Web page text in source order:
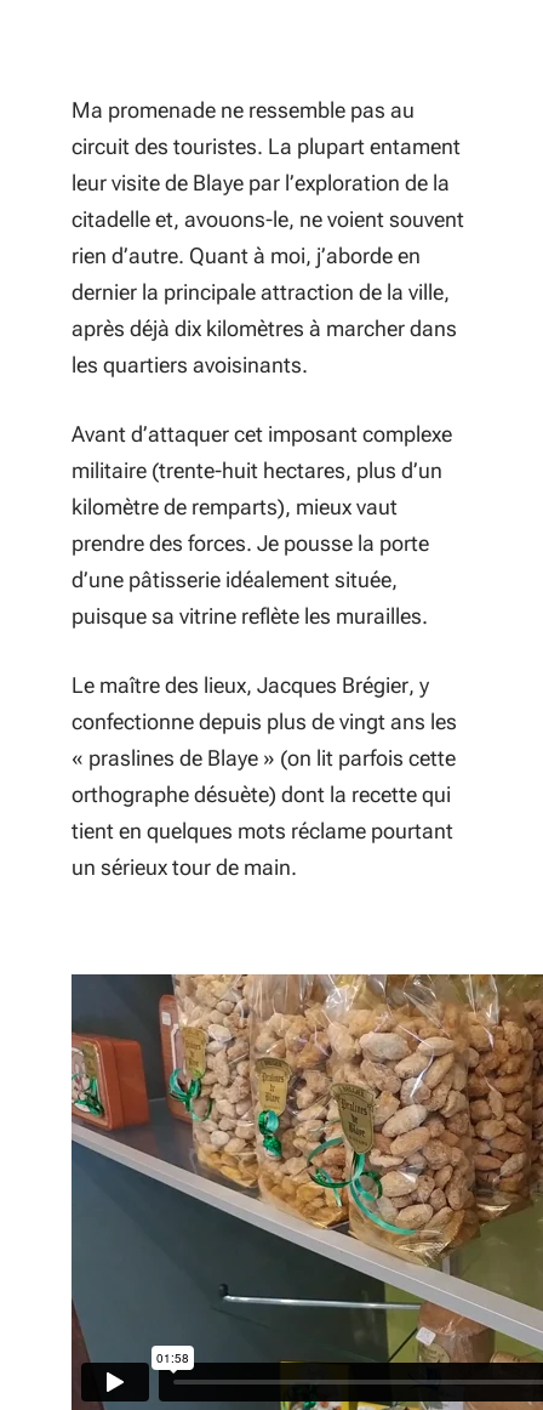
Ma promenade ne ressemble pas au
circuit des touristes. La plupart entament
leur visite de Blaye par l’exploration de la
citadelle et, avouons-le, ne voient souvent
rien d’autre. Quant à moi, j’aborde en
dernier la principale attraction de la ville,
après déjà dix kilomètres à marcher dans
les quartiers avoisinants.
Avant d’attaquer cet imposant complexe
militaire (trente-huit hectares, plus d’un
kilomètre de remparts), mieux vaut
prendre des forces. Je pousse la porte
d’une pâtisserie idéalement située,
puisque sa vitrine reflète les murailles.
Le maître des lieux, Jacques Brégier, y
confectionne depuis plus de vingt ans les
« praslines de Blaye » (on lit parfois cette
orthographe désuète) dont la recette qui
tient en quelques mots réclame pourtant
un sérieux tour de main.